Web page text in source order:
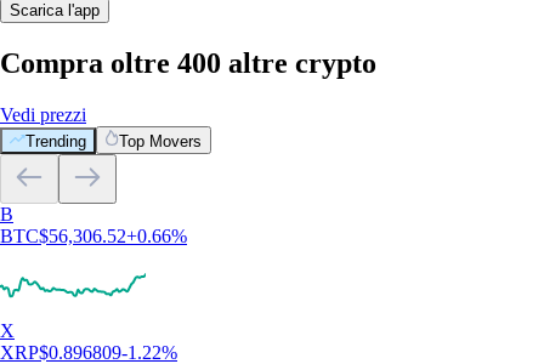
Scarica l'app
Compra oltre 400 altre crypto
Vedi prezzi
Trending Top Movers
B
BTC$56,306.52+0.66%
X
XRP$0.896809-1.22%